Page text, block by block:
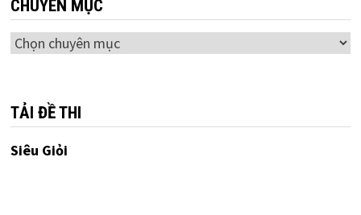
CHUYÊN MỤC
Chuyên
TẢI ĐỀ THI
Siêu Giỏi